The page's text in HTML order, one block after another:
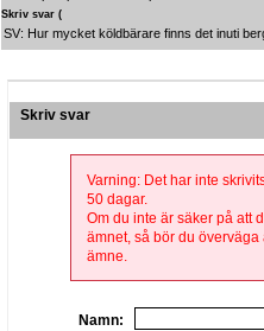
Skriv svar (
SV: Hur mycket köldbärare finns det inuti
Skriv svar
Varning: Det har inte
50 dagar.
Om du inte är säker på att
ämnet, så bör du överväga
ämne.
Namn: